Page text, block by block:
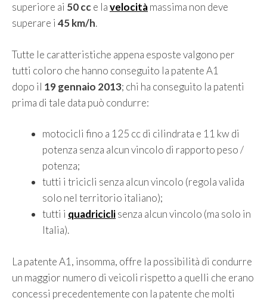
superiore ai 50 cce lavelocitàmassima non deve
superare i 45 km/h.
Tutte le caratteristiche appena esposte valgono per
tutti coloro che hanno conseguito la patente A1
dopo il 19 gennaio 2013; chi ha conseguito la patenti
prima di tale data può condurre:
motocicli fino a 125 cc di cilindrata e 11 kw di
potenza senza alcun vincolo di rapporto peso /
potenza;
tutti i tricicli senza alcun vincolo (regola valida
solo nel territorio italiano);
tutti i quadriciclisenza alcun vincolo (ma solo in
Italia).
La patente A1, insomma, offre la possibilità di condurre
un maggior numero di veicoli rispetto a quelli che erano
concessi precedentemente con la patente che molti